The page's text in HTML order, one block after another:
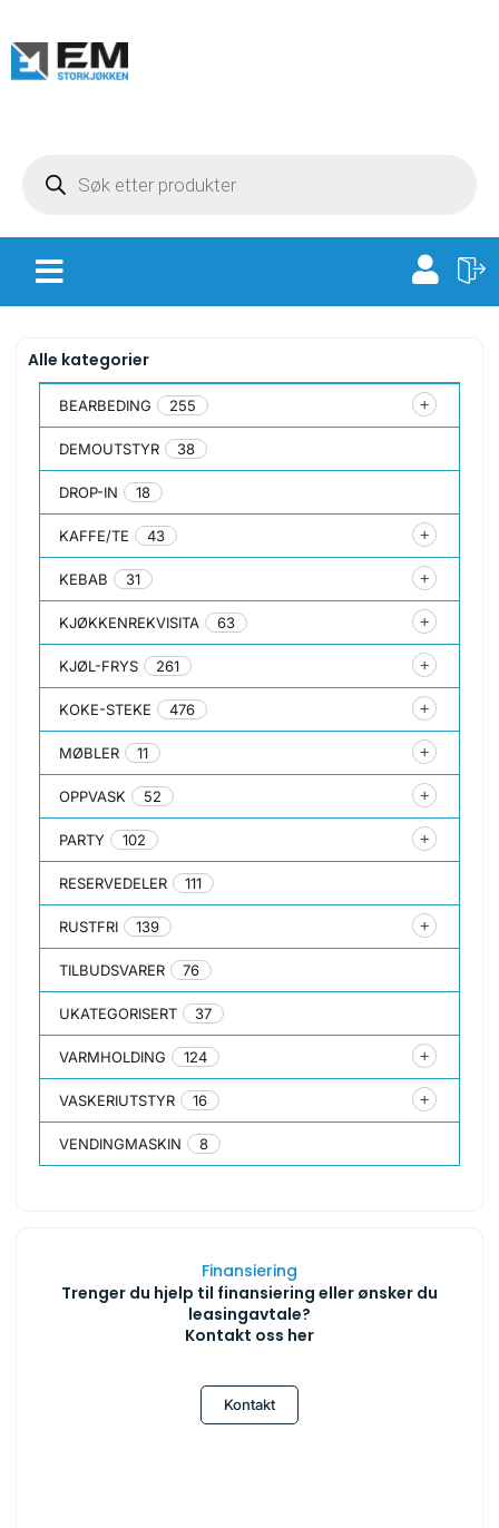
Alle kategorier
BEARBEDING 255
DEMOUTSTYR 38
DROP-IN 18
KAFFE/TE 43
KEBAB 31
KJØKKENREKVISITA 63
KJØL-FRYS 261
KOKE-STEKE 476
MØBLER 11
OPPVASK 52
PARTY 102
RESERVEDELER 111
RUSTFRI 139
TILBUDSVARER 76
UKATEGORISERT 37
VARMHOLDING 124
VASKERIUTSTYR 16
VENDINGMASKIN 8
Finansiering
Trenger du hjelp til finansiering eller ønsker du
leasingavtale?
Kontakt oss her
Kontakt